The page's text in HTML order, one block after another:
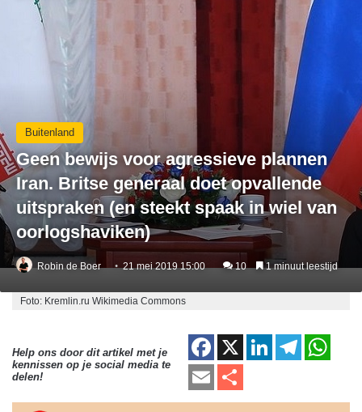
Buitenland
Geen bewijs voor agressieve plannen
Iran. Britse generaal doet opvallende
uitspraken (en steekt spaak in wiel van
oorlogshaviken)
Robin de Boer 21 mei 2019 15:00 10 1 minuut leestijd
Foto: Kremlin.ru Wikimedia Commons
Help ons door dit artikel met je
kennissen op je social media te
delen!
F
a
c
X
Li
k
T
e at
E
m el